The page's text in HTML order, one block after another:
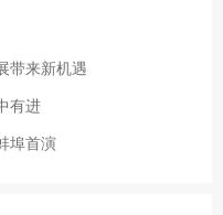
带来新机遇
有进
埠首演